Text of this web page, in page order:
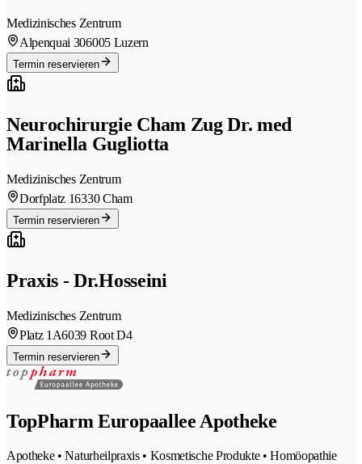
Medizinisches Zentrum
Alpenquai 306005 Luzern
Termin reservieren
Neurochirurgie Cham Zug Dr. med
Marinella Gugliotta
Medizinisches Zentrum
Dorfplatz 16330 Cham
Termin reservieren
Praxis - Dr.Hosseini
Medizinisches Zentrum
Platz 1A6039 Root D4
Termin reservieren
TopPharm Europaallee Apotheke
Apotheke • Naturheilpraxis • Kosmetische Produkte • Homöopathie